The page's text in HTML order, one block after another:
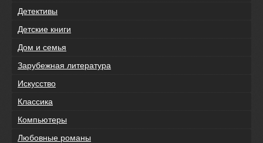
Детективы
Детские книги
Дом и семья
Зарубежная литература
Искусство
Классика
Компьютеры
Любовные романы